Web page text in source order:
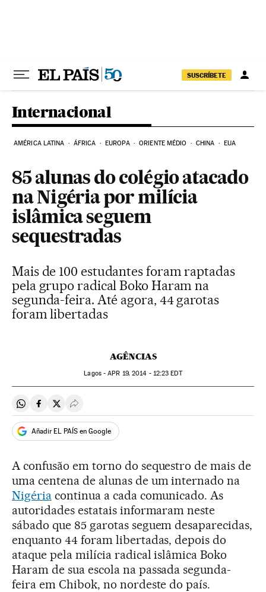
SUSCRÍBETE
Internacional
AMÉRICA LATINA ÁFRICA EUROPA ORIENTE MÉDIO CHINA EUA
85 alunas do colégio atacado
na Nigéria por milícia
islâmica seguem
sequestradas
Mais de 100 estudantes foram raptadas
pela grupo radical Boko Haram na
segunda-feira. Até agora, 44 garotas
foram libertadas
AGÊNCIAS
Lagos -APR 19, 2014 - 12:23 EDT
Compartir en Whatsapp
Compartir en Facebook
Compartir en Twitter
Desplegar Redes Sociales
Añadir EL PAÍS en Google
A confusão em torno do sequestro de mais de
uma centena de alunas de um internado na
Nigériacontinua a cada comunicado. As
autoridades estatais informaram neste
sábado que 85 garotas seguem desaparecidas,
enquanto 44 foram libertadas, depois do
ataque pela milícia radical islâmica Boko
Haram de sua escola na passada segunda-
feira em Chibok, no nordeste do país.